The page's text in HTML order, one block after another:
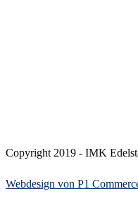
Copyright 2019 - IMK
Webdesign von P1